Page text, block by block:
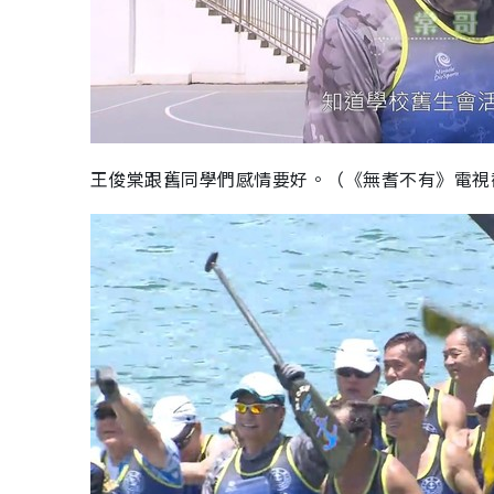
王俊棠跟舊同學們感情要好。（《無耆不有》電